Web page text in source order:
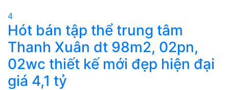
4
Hót bán tập thể trung tâm
Thanh Xuân dt 98m2, 02pn,
02wc thiết kế mới đẹp hiện đại
giá 4,1 tỷ